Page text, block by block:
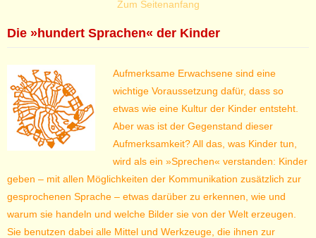
Zum Seitenanfang
Die »hundert Sprachen« der Kinder
Aufmerksame Erwachsene sind eine
wichtige Voraussetzung dafür, dass so
etwas wie eine Kultur der Kinder entsteht.
Aber was ist der Gegenstand dieser
Aufmerksamkeit? All das, was Kinder tun,
wird als ein »Sprechen« verstanden: Kinder
geben – mit allen Möglichkeiten der Kommunikation zusätzlich zur
gesprochenen Sprache – etwas darüber zu erkennen, wie und
warum sie handeln und welche Bilder sie von der Welt erzeugen.
Sie benutzen dabei alle Mittel und Werkzeuge, die ihnen zur